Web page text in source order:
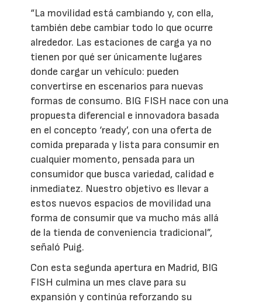
“La movilidad está cambiando y, con ella,
también debe cambiar todo lo que ocurre
alrededor. Las estaciones de carga ya no
tienen por qué ser únicamente lugares
donde cargar un vehículo: pueden
convertirse en escenarios para nuevas
formas de consumo. BIG FISH nace con una
propuesta diferencial e innovadora basada
en el concepto ‘ready’, con una oferta de
comida preparada y lista para consumir en
cualquier momento, pensada para un
consumidor que busca variedad, calidad e
inmediatez. Nuestro objetivo es llevar a
estos nuevos espacios de movilidad una
forma de consumir que va mucho más allá
de la tienda de conveniencia tradicional”,
señaló Puig.
Con esta segunda apertura en Madrid, BIG
FISH culmina un mes clave para su
expansión y continúa reforzando su